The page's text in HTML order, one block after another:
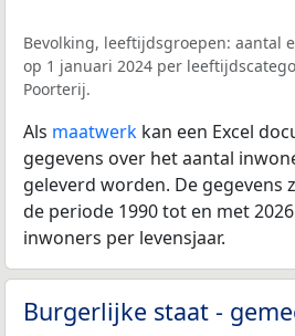
Bevolking, leeftijdsgroepen: aantal
op 1 januari 2024 per
Poorterij.
Als maatwerk kan een Excel
gegevens over het aantal
geleverd worden. De gegevens
de periode 1990 tot en met
inwoners per levensjaar.
Burgerlijke staat -